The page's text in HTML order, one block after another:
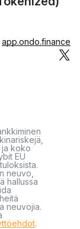
app.ondo.finance
ja koko
EU
neuvo,
hallussa
neuvojia.
.